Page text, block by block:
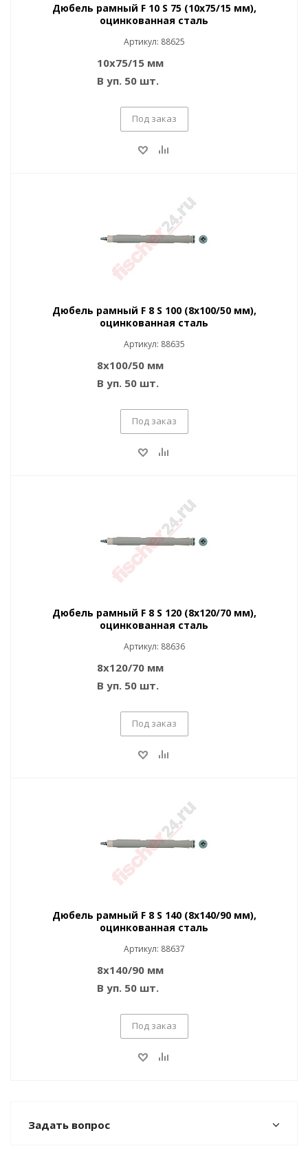
Дюбель рамный F 10 S 75 (10x75/15 мм),
оцинкованная сталь
Артикул: 88625
10x75/15 мм
В уп. 50 шт.
Под заказ
Дюбель рамный F 8 S 100 (8x100/50 мм),
оцинкованная сталь
Артикул: 88635
8x100/50 мм
В уп. 50 шт.
Под заказ
Дюбель рамный F 8 S 120 (8x120/70 мм),
оцинкованная сталь
Артикул: 88636
8x120/70 мм
В уп. 50 шт.
Под заказ
Дюбель рамный F 8 S 140 (8x140/90 мм),
оцинкованная сталь
Артикул: 88637
8x140/90 мм
В уп. 50 шт.
Под заказ
Задать вопрос